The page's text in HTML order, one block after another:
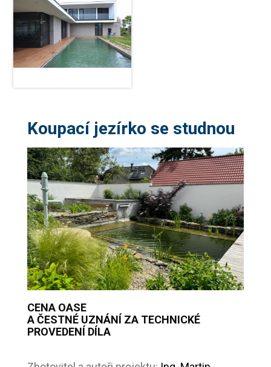
Koupací jezírko se studnou
CENA OASE
A ČESTNÉ UZNÁNÍ ZA TECHNICKÉ
PROVEDENÍ DÍLA